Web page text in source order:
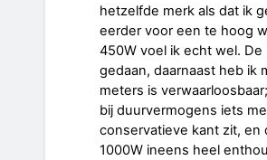
hetzelfde merk als dat ik
eerder voor een te hoog
450W voel ik echt wel.
gedaan, daarnaast heb ik
meters is
bij duurvermogens iets
conservatieve kant zit, en
1000W ineens heel